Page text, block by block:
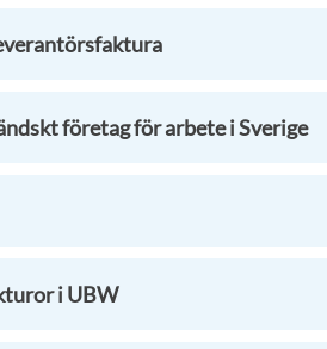
företag för arbete i Sverige
i UBW